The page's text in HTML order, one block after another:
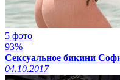
5 фото
93%
Сексуальное бикини
04.10.2017